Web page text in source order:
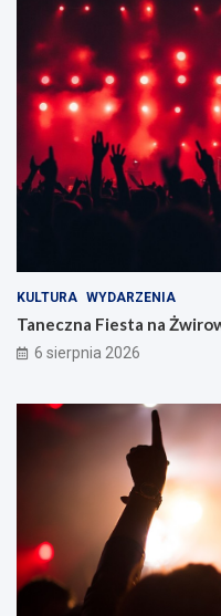
KULTURA WYDARZENIA
Taneczna Fiesta na
6 sierpnia 2026